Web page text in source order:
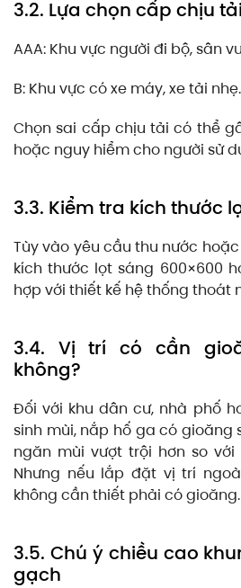
3.2. Lựa chọn cấp chịu
AAA: Khu vực người đi bộ, sân
B: Khu vực có xe máy, xe tải nhẹ.
Chọn sai cấp chịu tải có thể
hoặc nguy hiểm cho người sử
3.3. Kiểm tra kích thước
Tùy vào yêu cầu thu nước
kích thước lọt sáng 600×600
hợp với thiết kế hệ thống thoát
3.4. Vị trí có cần
không?
Đối với khu dân cư, nhà phố
sinh mùi, nắp hố ga có gioăng
ngăn mùi vượt trội hơn so với
Nhưng nếu lắp đặt vị trí
không cần thiết phải có gioăng.
3.5. Chú ý chiều cao
gạch